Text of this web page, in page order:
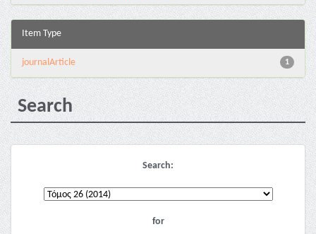
Item Type
1
journalArticle
Search
Search:
for